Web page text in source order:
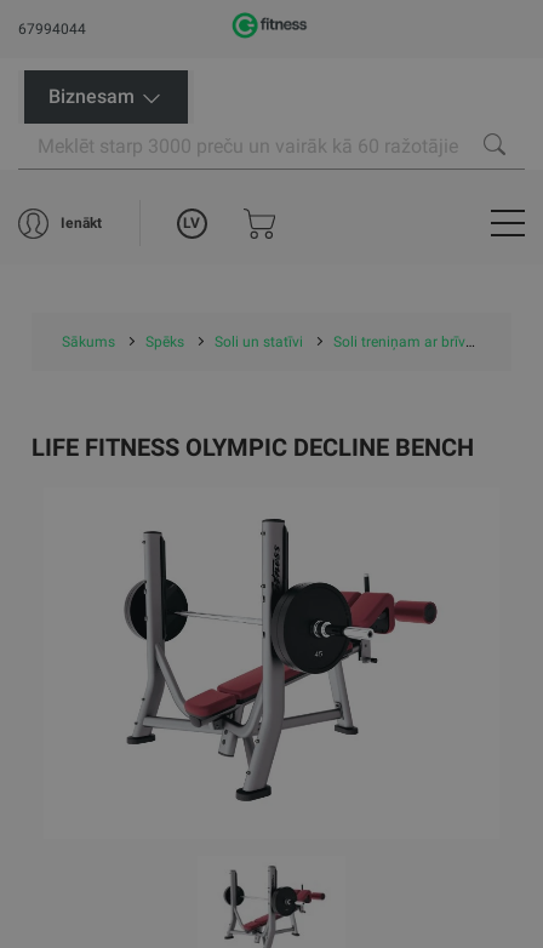
67994044
Biznesam
Ienākt LV
Sākums Spēks Soli un statīvi Soli treniņam ar brīvajiem svariem
LIFE FITNESS OLYMPIC DECLINE BENCH